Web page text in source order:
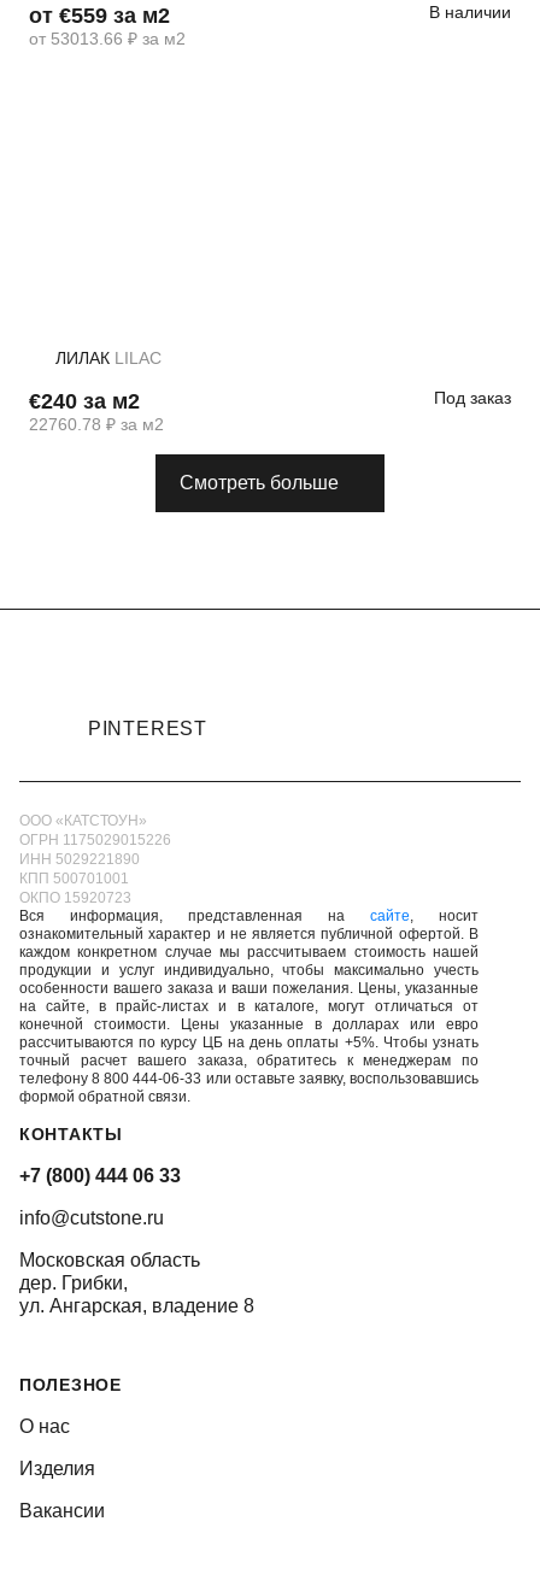
от €559 за м2
от 53013.66 ₽ за м2
В наличии
ЛИЛАК LILAC
€240 за м2
22760.78 ₽ за м2
Под заказ
Смотреть больше
PINTEREST
ООО «КАТСТОУН»
ОГРН 1175029015226
ИНН 5029221890
КПП 500701001
ОКПО 15920723
Вся информация, представленная на сайте , носит
ознакомительный характер и не является публичной офертой. В
каждом конкретном случае мы рассчитываем стоимость нашей
продукции и услуг индивидуально, чтобы максимально учесть
особенности вашего заказа и ваши пожелания. Цены, указанные
на сайте, в прайс-листах и в каталоге, могут отличаться от
конечной стоимости. Цены указанные в долларах или евро
рассчитываются по курсу ЦБ на день оплаты +5%. Чтобы узнать
точный расчет вашего заказа, обратитесь к менеджерам по
телефону 8 800 444-06-33 или оставьте заявку, воспользовавшись
формой обратной связи.
КОНТАКТЫ
+7 (800) 444 06 33
info@cutstone.ru
Московская область
дер. Грибки,
ул. Ангарская, владение 8
ПОЛЕЗНОЕ
О нас
Изделия
Вакансии